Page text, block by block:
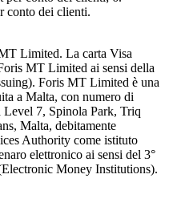
conto dei clienti.
Limited. La carta Visa
MT Limited ai sensi della
Foris MT Limited è una
a Malta, con numero di
Level 7, Spinola Park, Triq
Malta, debitamente
Authority come istituto
elettronico ai sensi del 3°
Money Institutions).